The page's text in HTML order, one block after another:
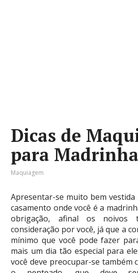
Dicas de
para
Maquiagem
Apresentar-se muito bem
casamento onde você é a
obrigação, afinal os noivos
consideração por você, já que a
mínimo que você pode fazer
mais um dia tão especial para
você deve preocupar-se também